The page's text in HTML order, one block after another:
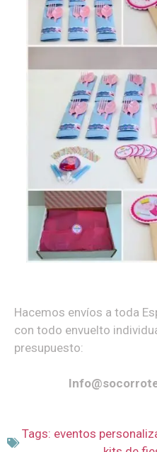
Hacemos envíos a toda
con todo envuelto
presupuesto:
Tags: eventos